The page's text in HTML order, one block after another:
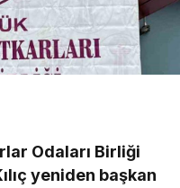
Odaları Birliği
yeniden başkan